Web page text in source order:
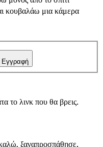
κουβαλάω μια κάμερα
Εγγραφή
το λινκ που θα βρεις.
ξαναπροσπάθησε.